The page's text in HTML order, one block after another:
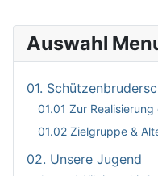
Auswahl
01.
01.01 Zur
01.02 Zielgruppe &
02. Unsere Jugend